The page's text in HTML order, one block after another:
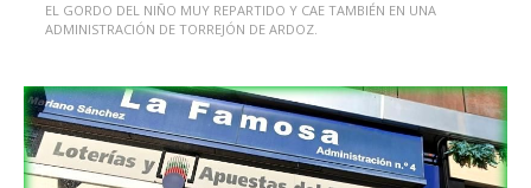
EL GORDO DEL NIÑO MUY REPARTIDO Y CAE TAMBIÉN EN UNA
ADMINISTRACIÓN DE TORREJÓN DE ARDOZ.